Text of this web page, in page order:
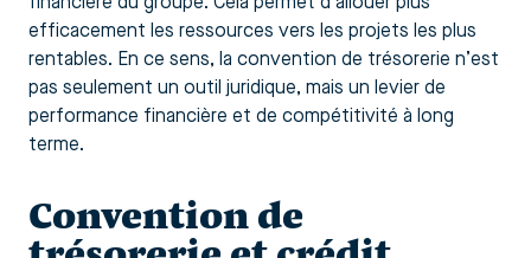
efficacement les ressources vers les projets les plus
rentables. En ce sens, la convention de trésorerie n’est
pas seulement un outil juridique, mais un levier de
performance financière et de compétitivité à long
terme.
Convention de